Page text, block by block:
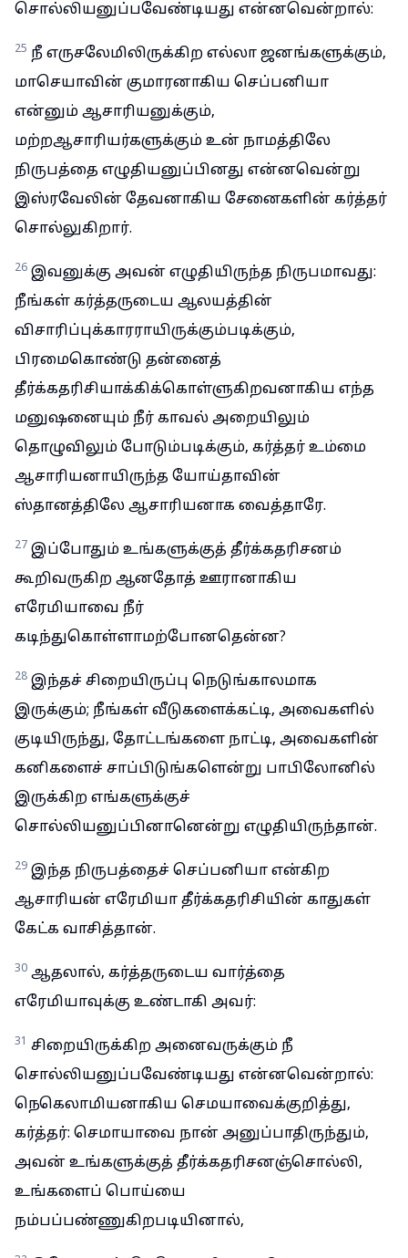
சொல்லியனுப்பவேண்டியது என்னவென்றால்:
25 நீ எருசலேமிலிருக்கிற எல்லா ஜனங்களுக்கும்,
மாசெயாவின் குமாரனாகிய செப்பனியா
என்னும் ஆசாரியனுக்கும்,
மற்றஆசாரியர்களுக்கும் உன் நாமத்திலே
நிருபத்தை எழுதியனுப்பினது என்னவென்று
இஸ்ரவேலின் தேவனாகிய சேனைகளின் கர்த்தர்
சொல்லுகிறார்.
26 இவனுக்கு அவன் எழுதியிருந்த நிருபமாவது:
நீங்கள் கர்த்தருடைய ஆலயத்தின்
விசாரிப்புக்காரராயிருக்கும்படிக்கும்,
பிரமைகொண்டு தன்னைத்
தீர்க்கதரிசியாக்கிக்கொள்ளுகிறவனாகிய எந்த
மனுஷனையும் நீர் காவல் அறையிலும்
தொழுவிலும் போடும்படிக்கும், கர்த்தர் உம்மை
ஆசாரியனாயிருந்த யோய்தாவின்
ஸ்தானத்திலே ஆசாரியனாக வைத்தாரே.
27 இப்போதும் உங்களுக்குத் தீர்க்கதரிசனம்
கூறிவருகிற ஆனதோத் ஊரானாகிய
எரேமியாவை நீர்
கடிந்துகொள்ளாமற்போனதென்ன?
28 இந்தச் சிறையிருப்பு நெடுங்காலமாக
இருக்கும்; நீங்கள் வீடுகளைக்கட்டி, அவைகளில்
குடியிருந்து, தோட்டங்களை நாட்டி, அவைகளின்
கனிகளைச் சாப்பிடுங்களென்று பாபிலோனில்
இருக்கிற எங்களுக்குச்
சொல்லியனுப்பினானென்று எழுதியிருந்தான்.
29 இந்த நிருபத்தைச் செப்பனியா என்கிற
ஆசாரியன் எரேமியா தீர்க்கதரிசியின் காதுகள்
கேட்க வாசித்தான்.
30 ஆதலால், கர்த்தருடைய வார்த்தை
எரேமியாவுக்கு உண்டாகி அவர்:
31 சிறையிருக்கிற அனைவருக்கும் நீ
சொல்லியனுப்பவேண்டியது என்னவென்றால்:
நெகெலாமியனாகிய செமயாவைக்குறித்து,
கர்த்தர்: செமாயாவை நான் அனுப்பாதிருந்தும்,
அவன் உங்களுக்குத் தீர்க்கதரிசனஞ்சொல்லி,
உங்களைப் பொய்யை
நம்பப்பண்ணுகிறபடியினால்,